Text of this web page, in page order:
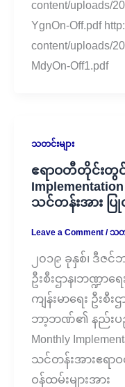
content/uploads/
YgnOn-Off.pdf
content/uploads/
MdyOn-Off1.pdf
သတင်းများ
ဧရာဝတီတိုင်းတွင်
သင်တန်းအား ပြု
Leave a Comment /သတ
၂၀၁၉ ခုနှစ်၊ ဒီဇ
ဦးစီးဌာန၊ဘဏ္ဍာရ
ကျန်းမာရေး ဦးစီး
ဘာ့ဘဏ်၏ နည်းပ
Monthly
သင်တန်းအားဧရာ
ဝန်ထမ်းများအား